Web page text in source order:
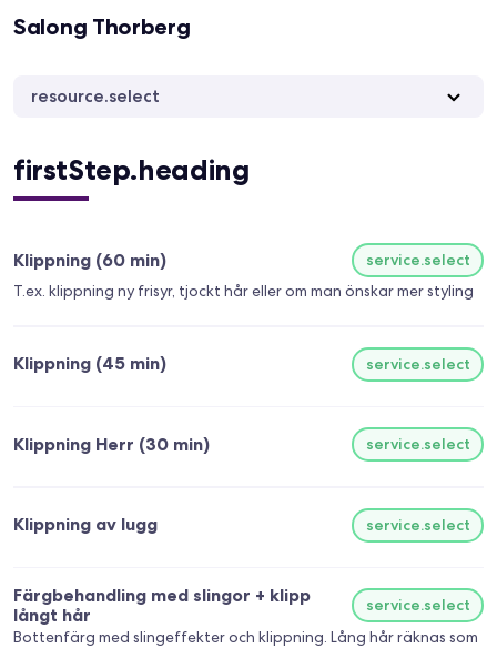
Salong Thorberg
resource.select
firstStep.heading
Klippning (60 min)
service.select
T.ex. klippning ny frisyr, tjockt hår eller om man önskar mer styling
Klippning (45 min) service.select
Klippning Herr (30 min) service.select
Klippning av lugg service.select
Färgbehandling med slingor + klipp
långt hår
service.select
Bottenfärg med slingeffekter och klippning. Lång hår räknas som